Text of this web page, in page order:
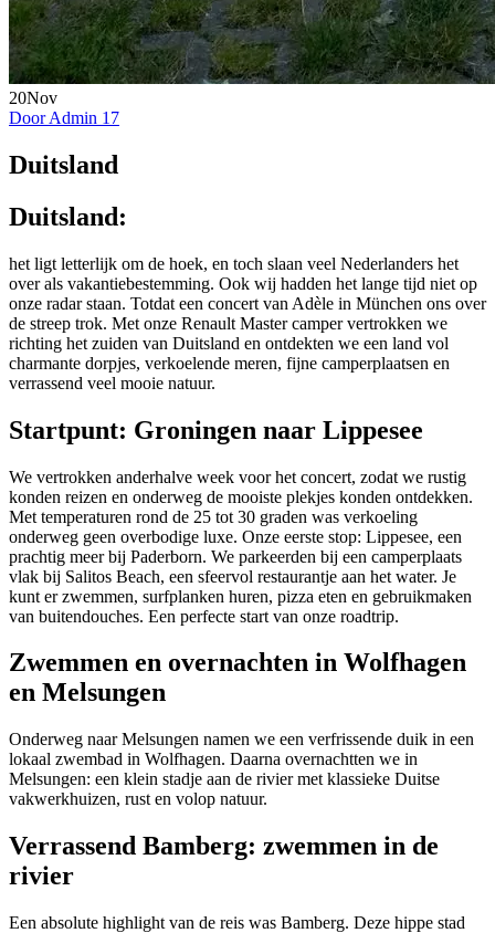
20Nov
Door Admin 17
Duitsland
Duitsland:
het ligt letterlijk om de hoek, en toch slaan veel Nederlanders het
over als vakantiebestemming. Ook wij hadden het lange tijd niet op
onze radar staan. Totdat een concert van Adèle in München ons over
de streep trok. Met onze Renault Master camper vertrokken we
richting het zuiden van Duitsland en ontdekten we een land vol
charmante dorpjes, verkoelende meren, fijne camperplaatsen en
verrassend veel mooie natuur.
Startpunt: Groningen naar Lippesee
We vertrokken anderhalve week voor het concert, zodat we rustig
konden reizen en onderweg de mooiste plekjes konden ontdekken.
Met temperaturen rond de 25 tot 30 graden was verkoeling
onderweg geen overbodige luxe. Onze eerste stop: Lippesee, een
prachtig meer bij Paderborn. We parkeerden bij een camperplaats
vlak bij Salitos Beach, een sfeervol restaurantje aan het water. Je
kunt er zwemmen, surfplanken huren, pizza eten en gebruikmaken
van buitendouches. Een perfecte start van onze roadtrip.
Zwemmen en overnachten in Wolfhagen
en Melsungen
Onderweg naar Melsungen namen we een verfrissende duik in een
lokaal zwembad in Wolfhagen. Daarna overnachtten we in
Melsungen: een klein stadje aan de rivier met klassieke Duitse
vakwerkhuizen, rust en volop natuur.
Verrassend Bamberg: zwemmen in de
rivier
Een absolute highlight van de reis was Bamberg. Deze hippe stad